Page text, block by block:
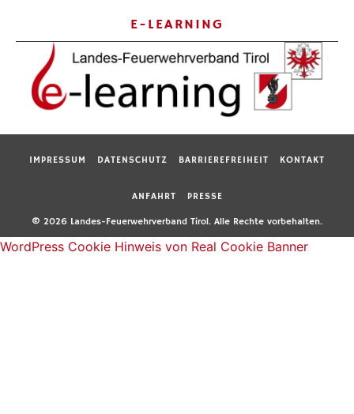
E-LEARNING
IMPRESSUM DATENSCHUTZ BARRIEREFREIHEIT KONTAKT
ANFAHRT PRESSE
© 2026 Landes-Feuerwehrverband Tirol. Alle Rechte vorbehalten.
WordPress Cookie Hinweis von Real Cookie Banner